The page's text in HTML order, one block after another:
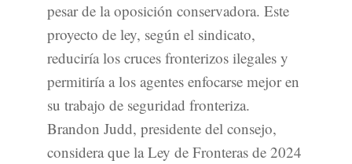
pesar de la oposición conservadora. Este
proyecto de ley, según el sindicato,
reduciría los cruces fronterizos ilegales y
permitiría a los agentes enfocarse mejor en
su trabajo de seguridad fronteriza.
Brandon Judd, presidente del consejo,
considera que la Ley de Fronteras de 2024